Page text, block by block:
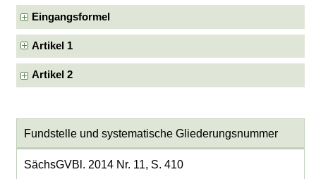
Eingangsformel
Artikel 1
Artikel 2
Fundstelle und systematische Gliederungsnummer
SächsGVBl. 2014 Nr. 11, S. 410